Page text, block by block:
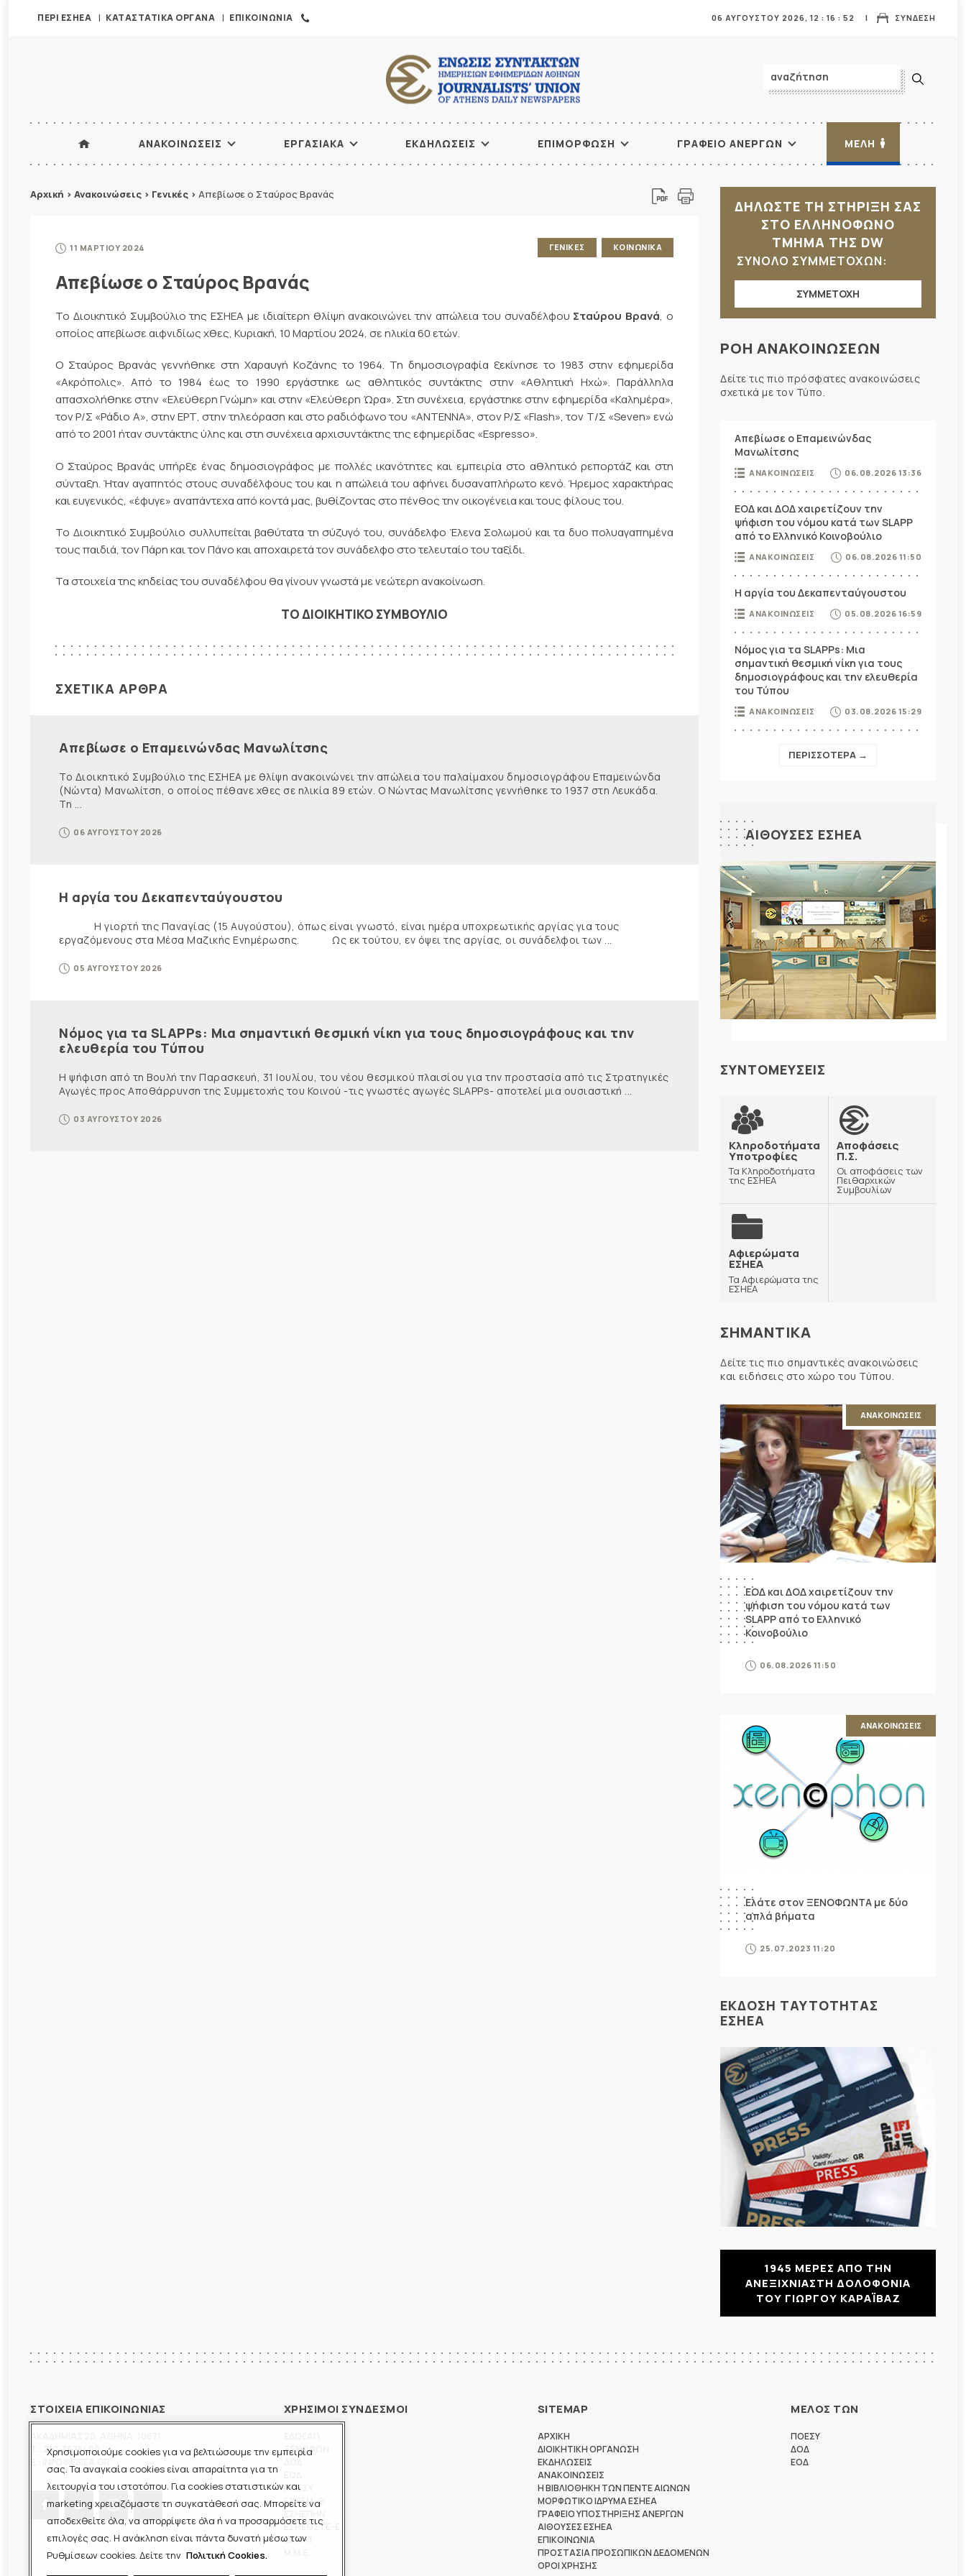
Χρησιμοποιούμε cookies για να βελτιώσουμε την εμπειρία
σας. Τα αναγκαία cookies είναι απαραίτητα για τη
λειτουργία του ιστοτόπου. Για cookies στατιστικών και
marketing χρειαζόμαστε τη συγκατάθεσή σας. Μπορείτε να
αποδεχθείτε όλα, να απορρίψετε όλα ή να προσαρμόσετε τις
επιλογές σας. Η ανάκληση είναι πάντα δυνατή μέσω των
Ρυθμίσεων cookies. Δείτε την Πολιτική Cookies.
ΠΕΡΙ ΕΣΗΕΑ ΚΑΤΑΣΤΑΤΙΚΑ ΟΡΓΑΝΑ ΕΠΙΚΟΙΝΩΝΙΑ ΣΥΝΔΕΣΗ
06 ΑΥΓΟΥΣΤΟΥ 2026, 12 : 16 : 54
ΑΝΑΚΟΙΝΩΣΕΙΣ ΕΡΓΑΣΙΑΚΑ ΕΚΔΗΛΩΣΕΙΣ ΕΠΙΜΟΡΦΩΣΗ ΓΡΑΦΕΙΟ ΑΝΕΡΓΩΝ ΜΕΛΗ
Αρχική > Ανακοινώσεις > Γενικές > Απεβίωσε ο Σταύρος Βρανάς
11 ΜΑΡΤΙΟΥ 2024 ΓΕΝΙΚΕΣ ΚΟΙΝΩΝΙΚΑ
Απεβίωσε ο Σταύρος Βρανάς
Το Διοικητικό Συμβούλιο της ΕΣΗΕΑ με ιδιαίτερη θλίψη ανακοινώνει την απώλεια του συναδέλφου Σταύρου Βρανά, ο
οποίος απεβίωσε αιφνιδίως χθες, Κυριακή, 10 Μαρτίου 2024, σε ηλικία 60 ετών.
Ο Σταύρος Βρανάς γεννήθηκε στη Χαραυγή Κοζάνης το 1964. Τη δημοσιογραφία ξεκίνησε το 1983 στην εφημερίδα
«Ακρόπολις». Από το 1984 έως το 1990 εργάστηκε ως αθλητικός συντάκτης στην «Αθλητική Ηχώ». Παράλληλα
απασχολήθηκε στην «Ελεύθερη Γνώμη» και στην «Ελεύθερη Ώρα». Στη συνέχεια, εργάστηκε στην εφημερίδα «Καλημέρα»,
τον Ρ/Σ «Ράδιο Α», στην ΕΡΤ, στην τηλεόραση και στο ραδιόφωνο του «ΑΝΤΕΝΝΑ», στον Ρ/Σ «Flash», τον Τ/Σ «Seven» ενώ
από το 2001 ήταν συντάκτης ύλης και στη συνέχεια αρχισυντάκτης της εφημερίδας «Espresso».
Ο Σταύρος Βρανάς υπήρξε ένας δημοσιογράφος με πολλές ικανότητες και εμπειρία στο αθλητικό ρεπορτάζ και στη
σύνταξη. Ήταν αγαπητός στους συναδέλφους του και η απώλειά του αφήνει δυσαναπλήρωτο κενό. Ήρεμος χαρακτήρας
και ευγενικός, «έφυγε» αναπάντεχα από κοντά μας, βυθίζοντας στο πένθος την οικογένεια και τους φίλους του.
Το Διοικητικό Συμβούλιο συλλυπείται βαθύτατα τη σύζυγό του, συνάδελφο Έλενα Σολωμού και τα δυο πολυαγαπημένα
τους παιδιά, τον Πάρη και τον Πάνο και αποχαιρετά τον συνάδελφο στο τελευταίο του ταξίδι.
Τα στοιχεία της κηδείας του συναδέλφου θα γίνουν γνωστά με νεώτερη ανακοίνωση.
ΤΟ ΔΙΟΙΚΗΤΙΚΟ ΣΥΜΒΟΥΛΙΟ
ΣΧΕΤΙΚΑ ΑΡΘΡΑ
Απεβίωσε ο Επαμεινώνδας Μανωλίτσης
Το Διοικητικό Συμβούλιο της ΕΣΗΕΑ με θλίψη ανακοινώνει την απώλεια του παλαίμαχου δημοσιογράφου Επαμεινώνδα
(Νώντα) Μανωλίτση, ο οποίος πέθανε χθες σε ηλικία 89 ετών. Ο Νώντας Μανωλίτσης γεννήθηκε το 1937 στη Λευκάδα.
Τη ...
06 ΑΥΓΟΥΣΤΟΥ 2026
Η αργία του Δεκαπενταύγουστου
Η γιορτή της Παναγίας (15 Αυγούστου), όπως είναι γνωστό, είναι ημέρα υποχρεωτικής αργίας για τους
εργαζόμενους στα Μέσα Μαζικής Ενημέρωσης. Ως εκ τούτου, εν όψει της αργίας, οι συνάδελφοι των ...
05 ΑΥΓΟΥΣΤΟΥ 2026
Νόμος για τα SLAPPs: Μια σημαντική θεσμική νίκη για τους δημοσιογράφους και την
ελευθερία του Τύπου
Η ψήφιση από τη Βουλή την Παρασκευή, 31 Ιουλίου, του νέου θεσμικού πλαισίου για την προστασία από τις Στρατηγικές
Αγωγές προς Αποθάρρυνση της Συμμετοχής του Κοινού -τις γνωστές αγωγές SLAPPs- αποτελεί μια ουσιαστική ...
03 ΑΥΓΟΥΣΤΟΥ 2026
ΔΗΛΩΣΤΕ ΤΗ ΣΤΗΡΙΞΗ ΣΑΣ
ΣΤΟ ΕΛΛΗΝΟΦΩΝΟ
ΤΜΗΜΑ ΤΗΣ DW
ΣΥΝΟΛΟ ΣΥΜΜΕΤΟΧΩΝ:
ΣΥΜΜΕΤΟΧΗ
ΡΟΗ ΑΝΑΚΟΙΝΩΣΕΩΝ
Δείτε τις πιο πρόσφατες ανακοινώσεις
σχετικά με τον Τύπο.
Απεβίωσε ο Επαμεινώνδας
Μανωλίτσης
ΑΝΑΚΟΙΝΩΣΕΙΣ 06.08.2026 13:36
ΕΟΔ και ΔΟΔ χαιρετίζουν την
ψήφιση του νόμου κατά των SLAPP
από το Ελληνικό Κοινοβούλιο
ΑΝΑΚΟΙΝΩΣΕΙΣ 06.08.2026 11:50
Η αργία του Δεκαπενταύγουστου
ΑΝΑΚΟΙΝΩΣΕΙΣ 05.08.2026 16:59
Νόμος για τα SLAPPs: Μια
σημαντική θεσμική νίκη για τους
δημοσιογράφους και την ελευθερία
του Τύπου
ΑΝΑΚΟΙΝΩΣΕΙΣ 03.08.2026 15:29
ΠΕΡΙΣΣΟΤΕΡΑ →
ΑΙΘΟΥΣΕΣ ΕΣΗΕΑ
ΣΥΝΤΟΜΕΥΣΕΙΣ
Κληροδοτήματα
Υποτροφίες
Τα Κληροδοτήματα
της ΕΣΗΕΑ
Αποφάσεις
Π.Σ.
Οι αποφάσεις των
Πειθαρχικών
Συμβουλίων
Αφιερώματα
ΕΣΗΕΑ
Τα Αφιερώματα της
ΕΣΗΕΑ
ΣΗΜΑΝΤΙΚΑ
Δείτε τις πιο σημαντικές ανακοινώσεις
και ειδήσεις στο χώρο του Τύπου.
ΑΝΑΚΟΙΝΩΣΕΙΣ
ΕΟΔ και ΔΟΔ χαιρετίζουν την
ψήφιση του νόμου κατά των
SLAPP από το Ελληνικό
Κοινοβούλιο
06.08.2026 11:50
ΑΝΑΚΟΙΝΩΣΕΙΣ
Ελάτε στον ΞΕΝΟΦΩΝΤΑ με δύο
απλά βήματα
25.07.2023 11:20
ΕΚΔΟΣΗ ΤΑΥΤΟΤΗΤΑΣ
ΕΣΗΕΑ
1945 ΜΕΡΕΣ ΑΠΟ ΤΗΝ
ΑΝΕΞΙΧΝΙΑΣΤΗ ΔΟΛΟΦΟΝΙΑ
ΤΟΥ ΓΙΩΡΓΟΥ ΚΑΡΑΪΒΑΖ
ΣΤΟΙΧΕΙΑ ΕΠΙΚΟΙΝΩΝΙΑΣ
210-3675400
ΧΡΗΣΙΜΟΙ ΣΥΝΔΕΣΜΟΙ
ΞΕΝΟΦΩΝ
ΠΟΕΣΥ
ΕΣΗΕΜ-Θ
ΕΣΗΕΘΣΤΕ-Ε
ΕΣΠΗΤ
SITEMAP
ΑΡΧΙΚΗ
ΔΙΟΙΚΗΤΙΚΗ ΟΡΓΑΝΩΣΗ
ΕΚΔΗΛΩΣΕΙΣ
ΑΝΑΚΟΙΝΩΣΕΙΣ
Η ΒΙΒΛΙΟΘΗΚΗ ΤΩΝ ΠΕΝΤΕ ΑΙΩΝΩΝ
ΜΟΡΦΩΤΙΚΟ ΙΔΡΥΜΑ ΕΣΗΕΑ
ΓΡΑΦΕΙΟ ΥΠΟΣΤΗΡΙΞΗΣ ΑΝΕΡΓΩΝ
ΑΙΘΟΥΣΕΣ ΕΣΗΕΑ
ΕΠΙΚΟΙΝΩΝΙΑ
ΠΡΟΣΤΑΣΙΑ ΠΡΟΣΩΠΙΚΩΝ ΔΕΔΟΜΕΝΩΝ
ΟΡΟΙ ΧΡΗΣΗΣ
ΜΕΛΟΣ ΤΩΝ
ΠΟΕΣΥ
ΔΟΔ
ΕΟΔ